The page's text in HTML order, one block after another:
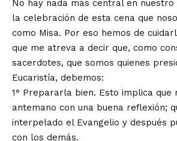
No hay nada más central en nuestro
la celebración de esta cena que
como Misa. Por eso hemos de
que me atreva a decir que, como
sacerdotes, que somos quienes
Eucaristía, debemos:
1° Prepararla bien. Esto implica que
antemano con una buena reflexión;
interpelado el Evangelio y después
con los demás.